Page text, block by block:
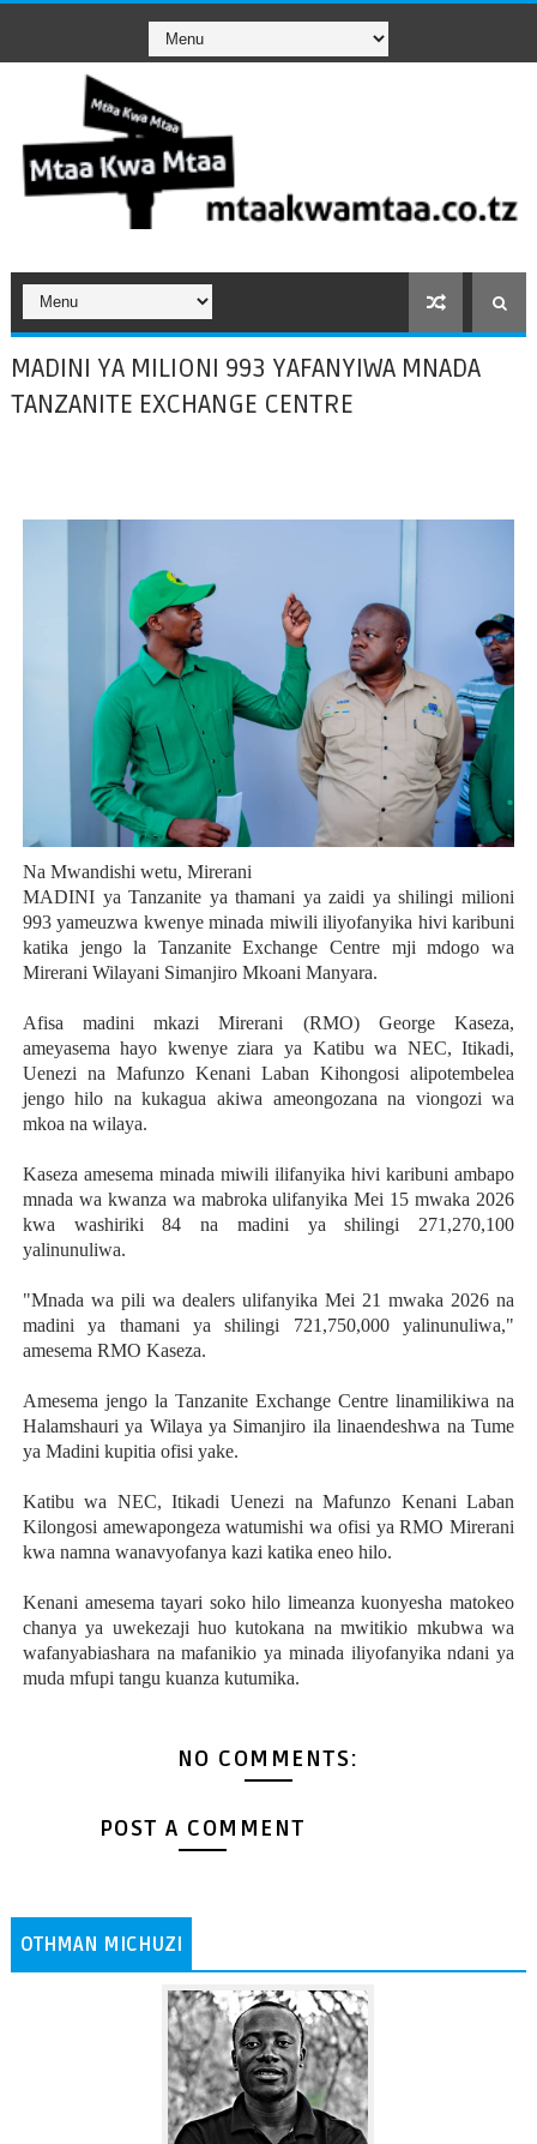
MADINI YA MILIONI 993 YAFANYIWA MNADA
TANZANITE EXCHANGE CENTRE
Na Mwandishi wetu, Mirerani
MADINI ya Tanzanite ya thamani ya zaidi ya shilingi milioni
993 yameuzwa kwenye minada miwili iliyofanyika hivi karibuni
katika jengo la Tanzanite Exchange Centre mji mdogo wa
Mirerani Wilayani Simanjiro Mkoani Manyara.
Afisa madini mkazi Mirerani (RMO) George Kaseza,
ameyasema hayo kwenye ziara ya Katibu wa NEC, Itikadi,
Uenezi na Mafunzo Kenani Laban Kihongosi alipotembelea
jengo hilo na kukagua akiwa ameongozana na viongozi wa
mkoa na wilaya.
Kaseza amesema minada miwili ilifanyika hivi karibuni ambapo
mnada wa kwanza wa mabroka ulifanyika Mei 15 mwaka 2026
kwa washiriki 84 na madini ya shilingi 271,270,100
yalinunuliwa.
"Mnada wa pili wa dealers ulifanyika Mei 21 mwaka 2026 na
madini ya thamani ya shilingi 721,750,000 yalinunuliwa,"
amesema RMO Kaseza.
Amesema jengo la Tanzanite Exchange Centre linamilikiwa na
Halamshauri ya Wilaya ya Simanjiro ila linaendeshwa na Tume
ya Madini kupitia ofisi yake.
Katibu wa NEC, Itikadi Uenezi na Mafunzo Kenani Laban
Kilongosi amewapongeza watumishi wa ofisi ya RMO Mirerani
kwa namna wanavyofanya kazi katika eneo hilo.
Kenani amesema tayari soko hilo limeanza kuonyesha matokeo
chanya ya uwekezaji huo kutokana na mwitikio mkubwa wa
wafanyabiashara na mafanikio ya minada iliyofanyika ndani ya
muda mfupi tangu kuanza kutumika.
NO COMMENTS:
POST A COMMENT
OTHMAN MICHUZI